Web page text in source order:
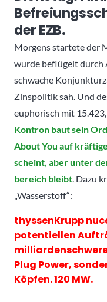
der EZB.
Morgens startete der
wurde beflügelt durch
schwache
Zinspolitik sah. Und
euphorisch mit
Kontron baut sein
About You auf
scheint, aber unter
bereich bleibt. Dazu
„Wasserstoff“:
thyssenKrupp
potentiellen
Plug Power,
Köpfen. 120 MW.